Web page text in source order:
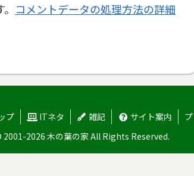
コメントデータの処理方法の詳細
プ ITネタ 雑記 サイト案内
2026 木の葉の家 All Rights Reserved.